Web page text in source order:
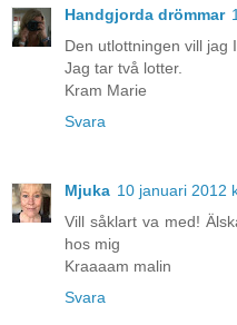
Handgjorda drömmar
Den utlottningen vill jag
Jag tar två lotter.
Kram Marie
Svara
Mjuka 10 januari 2012
Vill såklart va med!
hos mig
Kraaaam malin
Svara